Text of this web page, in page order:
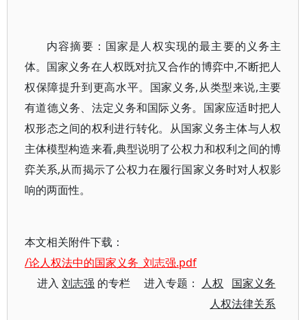
内容摘要：国家是人权实现的最主要的义务主
体。国家义务在人权既对抗又合作的博弈中,不断把人
权保障提升到更高水平。国家义务,从类型来说,主要
有道德义务、法定义务和国际义务。国家应适时把人
权形态之间的权利进行转化。从国家义务主体与人权
主体模型构造来看,典型说明了公权力和权利之间的博
弈关系,从而揭示了公权力在履行国家义务时对人权影
响的两面性。
本文相关附件下载：
/论人权法中的国家义务_刘志强.pdf
进入刘志强 的专栏 进入专题： 人权
国家义务
人权法律关系